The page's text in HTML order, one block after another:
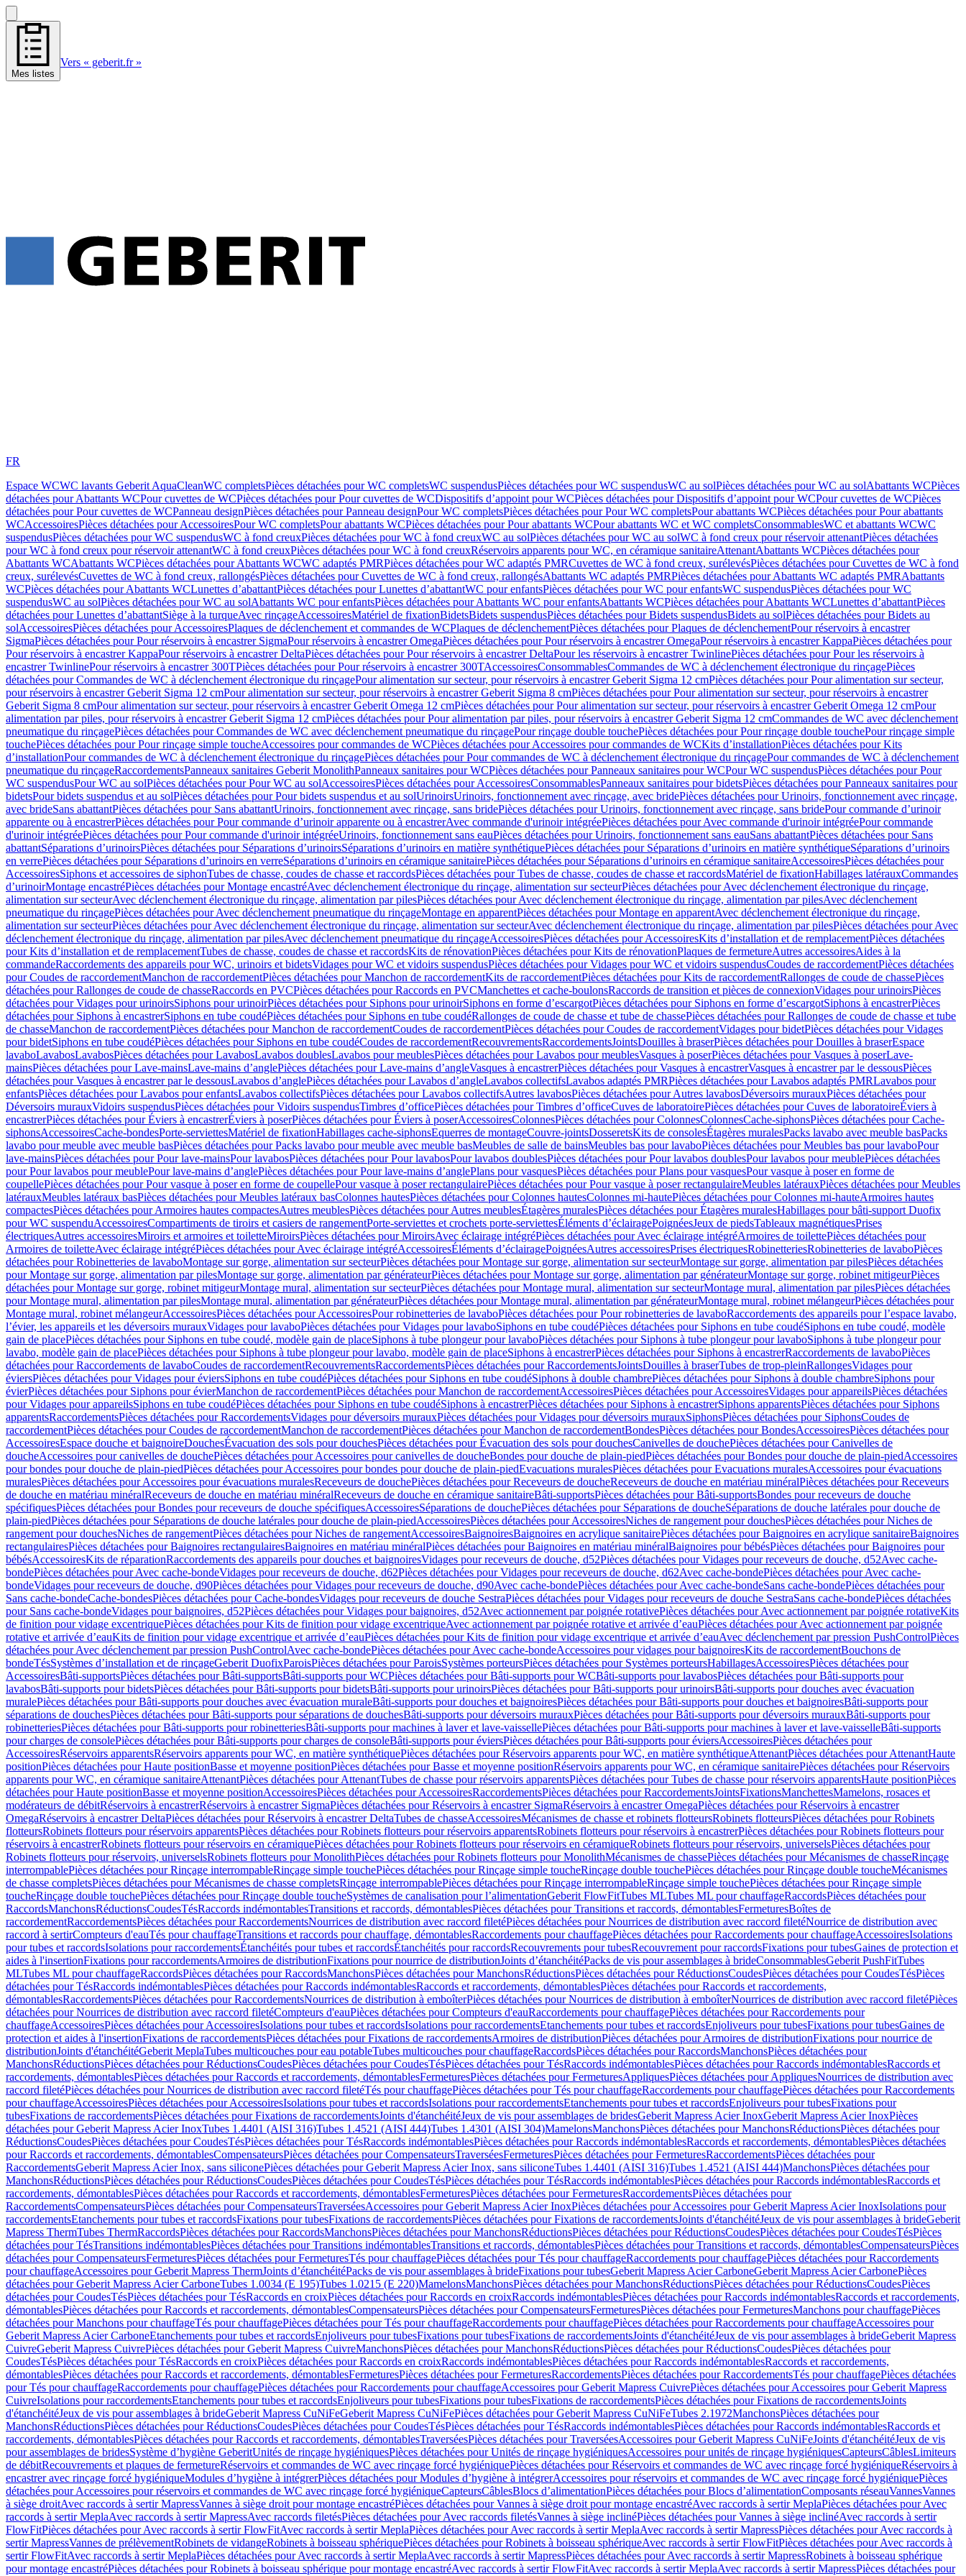
Mes listes
Vers « geberit.fr »
FR
Espace WCWC lavants Geberit AquaCleanWC completsPièces détachées pour WC completsWC suspendusPièces détachées pour WC suspendusWC au solPièces détachées pour WC au solAbattants WCPièces
détachées pour Abattants WCPour cuvettes de WCPièces détachées pour Pour cuvettes de WCDispositifs d’appoint pour WCPièces détachées pour Dispositifs d’appoint pour WCPour cuvettes de WCPièces
détachées pour Pour cuvettes de WCPanneau designPièces détachées pour Panneau designPour WC completsPièces détachées pour Pour WC completsPour abattants WCPièces détachées pour Pour abattants
WCAccessoiresPièces détachées pour AccessoiresPour WC completsPour abattants WCPièces détachées pour Pour abattants WCPour abattants WC et WC completsConsommablesWC et abattants WCWC
suspendusPièces détachées pour WC suspendusWC à fond creuxPièces détachées pour WC à fond creuxWC au solPièces détachées pour WC au solWC à fond creux pour réservoir attenantPièces détachées
pour WC à fond creux pour réservoir attenantWC à fond creuxPièces détachées pour WC à fond creuxRéservoirs apparents pour WC, en céramique sanitaireAttenantAbattants WCPièces détachées pour
Abattants WCAbattants WCPièces détachées pour Abattants WCWC adaptés PMRPièces détachées pour WC adaptés PMRCuvettes de WC à fond creux, surélevésPièces détachées pour Cuvettes de WC à fond
creux, surélevésCuvettes de WC à fond creux, rallongésPièces détachées pour Cuvettes de WC à fond creux, rallongésAbattants WC adaptés PMRPièces détachées pour Abattants WC adaptés PMRAbattants
WCPièces détachées pour Abattants WCLunettes d’abattantPièces détachées pour Lunettes d’abattantWC pour enfantsPièces détachées pour WC pour enfantsWC suspendusPièces détachées pour WC
suspendusWC au solPièces détachées pour WC au solAbattants WC pour enfantsPièces détachées pour Abattants WC pour enfantsAbattants WCPièces détachées pour Abattants WCLunettes d’abattantPièces
détachées pour Lunettes d’abattantSiège à la turqueAvec rinçageAccessoiresMatériel de fixationBidetsBidets suspendusPièces détachées pour Bidets suspendusBidets au solPièces détachées pour Bidets au
solAccessoiresPièces détachées pour AccessoiresPlaques de déclenchement et commandes de WCPlaques de déclenchementPièces détachées pour Plaques de déclenchementPour réservoirs à encastrer
SigmaPièces détachées pour Pour réservoirs à encastrer SigmaPour réservoirs à encastrer OmegaPièces détachées pour Pour réservoirs à encastrer OmegaPour réservoirs à encastrer KappaPièces détachées pour
Pour réservoirs à encastrer KappaPour réservoirs à encastrer DeltaPièces détachées pour Pour réservoirs à encastrer DeltaPour les réservoirs à encastrer TwinlinePièces détachées pour Pour les réservoirs à
encastrer TwinlinePour réservoirs à encastrer 300TPièces détachées pour Pour réservoirs à encastrer 300TAccessoiresConsommablesCommandes de WC à déclenchement électronique du rinçagePièces
détachées pour Commandes de WC à déclenchement électronique du rinçagePour alimentation sur secteur, pour réservoirs à encastrer Geberit Sigma 12 cmPièces détachées pour Pour alimentation sur secteur,
pour réservoirs à encastrer Geberit Sigma 12 cmPour alimentation sur secteur, pour réservoirs à encastrer Geberit Sigma 8 cmPièces détachées pour Pour alimentation sur secteur, pour réservoirs à encastrer
Geberit Sigma 8 cmPour alimentation sur secteur, pour réservoirs à encastrer Geberit Omega 12 cmPièces détachées pour Pour alimentation sur secteur, pour réservoirs à encastrer Geberit Omega 12 cmPour
alimentation par piles, pour réservoirs à encastrer Geberit Sigma 12 cmPièces détachées pour Pour alimentation par piles, pour réservoirs à encastrer Geberit Sigma 12 cmCommandes de WC avec déclenchement
pneumatique du rinçagePièces détachées pour Commandes de WC avec déclenchement pneumatique du rinçagePour rinçage double touchePièces détachées pour Pour rinçage double touchePour rinçage simple
touchePièces détachées pour Pour rinçage simple toucheAccessoires pour commandes de WCPièces détachées pour Accessoires pour commandes de WCKits d’installationPièces détachées pour Kits
d’installationPour commandes de WC à déclenchement électronique du rinçagePièces détachées pour Pour commandes de WC à déclenchement électronique du rinçagePour commandes de WC à déclenchement
pneumatique du rinçageRaccordementsPanneaux sanitaires Geberit MonolithPanneaux sanitaires pour WCPièces détachées pour Panneaux sanitaires pour WCPour WC suspendusPièces détachées pour Pour
WC suspendusPour WC au solPièces détachées pour Pour WC au solAccessoiresPièces détachées pour AccessoiresConsommablesPanneaux sanitaires pour bidetsPièces détachées pour Panneaux sanitaires pour
bidetsPour bidets suspendus et au solPièces détachées pour Pour bidets suspendus et au solUrinoirsUrinoirs, fonctionnement avec rinçage, avec bridePièces détachées pour Urinoirs, fonctionnement avec rinçage,
avec brideSans abattantPièces détachées pour Sans abattantUrinoirs, fonctionnement avec rinçage, sans bridePièces détachées pour Urinoirs, fonctionnement avec rinçage, sans bridePour commande d’urinoir
apparente ou à encastrerPièces détachées pour Pour commande d’urinoir apparente ou à encastrerAvec commande d'urinoir intégréePièces détachées pour Avec commande d'urinoir intégréePour commande
d'urinoir intégréePièces détachées pour Pour commande d'urinoir intégréeUrinoirs, fonctionnement sans eauPièces détachées pour Urinoirs, fonctionnement sans eauSans abattantPièces détachées pour Sans
abattantSéparations d’urinoirsPièces détachées pour Séparations d’urinoirsSéparations d’urinoirs en matière synthétiquePièces détachées pour Séparations d’urinoirs en matière synthétiqueSéparations d’urinoirs
en verrePièces détachées pour Séparations d’urinoirs en verreSéparations d’urinoirs en céramique sanitairePièces détachées pour Séparations d’urinoirs en céramique sanitaireAccessoiresPièces détachées pour
AccessoiresSiphons et accessoires de siphonTubes de chasse, coudes de chasse et raccordsPièces détachées pour Tubes de chasse, coudes de chasse et raccordsMatériel de fixationHabillages latérauxCommandes
dʼurinoirMontage encastréPièces détachées pour Montage encastréAvec déclenchement électronique du rinçage, alimentation sur secteurPièces détachées pour Avec déclenchement électronique du rinçage,
alimentation sur secteurAvec déclenchement électronique du rinçage, alimentation par pilesPièces détachées pour Avec déclenchement électronique du rinçage, alimentation par pilesAvec déclenchement
pneumatique du rinçagePièces détachées pour Avec déclenchement pneumatique du rinçageMontage en apparentPièces détachées pour Montage en apparentAvec déclenchement électronique du rinçage,
alimentation sur secteurPièces détachées pour Avec déclenchement électronique du rinçage, alimentation sur secteurAvec déclenchement électronique du rinçage, alimentation par pilesPièces détachées pour Avec
déclenchement électronique du rinçage, alimentation par pilesAvec déclenchement pneumatique du rinçageAccessoiresPièces détachées pour AccessoiresKits d’installation et de remplacementPièces détachées
pour Kits d’installation et de remplacementTubes de chasse, coudes de chasse et raccordsKits de rénovationPièces détachées pour Kits de rénovationPlaques de fermetureAutres accessoiresAides à la
commandeRaccordements des appareils pour WC, urinoirs et bidetsVidages pour WC et vidoirs suspendusPièces détachées pour Vidages pour WC et vidoirs suspendusCoudes de raccordementPièces détachées
pour Coudes de raccordementManchon de raccordementPièces détachées pour Manchon de raccordementKits de raccordementPièces détachées pour Kits de raccordementRallonges de coude de chassePièces
détachées pour Rallonges de coude de chasseRaccords en PVCPièces détachées pour Raccords en PVCManchettes et cache-boulonsRaccords de transition et pièces de connexionVidages pour urinoirsPièces
détachées pour Vidages pour urinoirsSiphons pour urinoirPièces détachées pour Siphons pour urinoirSiphons en forme d’escargotPièces détachées pour Siphons en forme d’escargotSiphons à encastrerPièces
détachées pour Siphons à encastrerSiphons en tube coudéPièces détachées pour Siphons en tube coudéRallonges de coude de chasse et tube de chassePièces détachées pour Rallonges de coude de chasse et tube
de chasseManchon de raccordementPièces détachées pour Manchon de raccordementCoudes de raccordementPièces détachées pour Coudes de raccordementVidages pour bidetPièces détachées pour Vidages
pour bidetSiphons en tube coudéPièces détachées pour Siphons en tube coudéCoudes de raccordementRecouvrementsRaccordementsJointsDouilles à braserPièces détachées pour Douilles à braserEspace
lavaboLavabosLavabosPièces détachées pour LavabosLavabos doublesLavabos pour meublesPièces détachées pour Lavabos pour meublesVasques à poserPièces détachées pour Vasques à poserLave-
mainsPièces détachées pour Lave-mainsLave-mains d’anglePièces détachées pour Lave-mains d’angleVasques à encastrerPièces détachées pour Vasques à encastrerVasques à encastrer par le dessousPièces
détachées pour Vasques à encastrer par le dessousLavabos d’anglePièces détachées pour Lavabos d’angleLavabos collectifsLavabos adaptés PMRPièces détachées pour Lavabos adaptés PMRLavabos pour
enfantsPièces détachées pour Lavabos pour enfantsLavabos collectifsPièces détachées pour Lavabos collectifsAutres lavabosPièces détachées pour Autres lavabosDéversoirs murauxPièces détachées pour
Déversoirs murauxVidoirs suspendusPièces détachées pour Vidoirs suspendusTimbres dʼofficePièces détachées pour Timbres dʼofficeCuves de laboratoirePièces détachées pour Cuves de laboratoireÉviers à
encastrerPièces détachées pour Éviers à encastrerÉviers à poserPièces détachées pour Éviers à poserAccessoiresColonnesPièces détachées pour ColonnesColonnesCache-siphonsPièces détachées pour Cache-
siphonsAccessoiresCache-bondesPorte-serviettesMatériel de fixationHabillages cache-siphonsEquerres de montageCouvre-jointsDosseretsKits de consolesÉtagères muralesPacks lavabo avec meuble basPacks
lavabo pour meuble avec meuble basPièces détachées pour Packs lavabo pour meuble avec meuble basMeubles de salle de bainsMeubles bas pour lavaboPièces détachées pour Meubles bas pour lavaboPour
lave-mainsPièces détachées pour Pour lave-mainsPour lavabosPièces détachées pour Pour lavabosPour lavabos doublesPièces détachées pour Pour lavabos doublesPour lavabos pour meublePièces détachées
pour Pour lavabos pour meublePour lave-mains d’anglePièces détachées pour Pour lave-mains d’anglePlans pour vasquesPièces détachées pour Plans pour vasquesPour vasque à poser en forme de
coupellePièces détachées pour Pour vasque à poser en forme de coupellePour vasque à poser rectangulairePièces détachées pour Pour vasque à poser rectangulaireMeubles latérauxPièces détachées pour Meubles
latérauxMeubles latéraux basPièces détachées pour Meubles latéraux basColonnes hautesPièces détachées pour Colonnes hautesColonnes mi-hautePièces détachées pour Colonnes mi-hauteArmoires hautes
compactesPièces détachées pour Armoires hautes compactesAutres meublesPièces détachées pour Autres meublesÉtagères muralesPièces détachées pour Étagères muralesHabillages pour bâti-support Duofix
pour WC suspenduAccessoiresCompartiments de tiroirs et casiers de rangementPorte-serviettes et crochets porte-serviettesÉléments d’éclairagePoignéesJeux de piedsTableaux magnétiquesPrises
électriquesAutres accessoiresMiroirs et armoires et toiletteMiroirsPièces détachées pour MiroirsAvec éclairage intégréPièces détachées pour Avec éclairage intégréArmoires de toilettePièces détachées pour
Armoires de toiletteAvec éclairage intégréPièces détachées pour Avec éclairage intégréAccessoiresÉléments d’éclairagePoignéesAutres accessoiresPrises électriquesRobinetteriesRobinetteries de lavaboPièces
détachées pour Robinetteries de lavaboMontage sur gorge, alimentation sur secteurPièces détachées pour Montage sur gorge, alimentation sur secteurMontage sur gorge, alimentation par pilesPièces détachées
pour Montage sur gorge, alimentation par pilesMontage sur gorge, alimentation par générateurPièces détachées pour Montage sur gorge, alimentation par générateurMontage sur gorge, robinet mitigeurPièces
détachées pour Montage sur gorge, robinet mitigeurMontage mural, alimentation sur secteurPièces détachées pour Montage mural, alimentation sur secteurMontage mural, alimentation par pilesPièces détachées
pour Montage mural, alimentation par pilesMontage mural, alimentation par générateurPièces détachées pour Montage mural, alimentation par générateurMontage mural, robinet mélangeurPièces détachées pour
Montage mural, robinet mélangeurAccessoiresPièces détachées pour AccessoiresPour robinetteries de lavaboPièces détachées pour Pour robinetteries de lavaboRaccordements des appareils pour l’espace lavabo,
l’évier, les appareils et les déversoirs murauxVidages pour lavaboPièces détachées pour Vidages pour lavaboSiphons en tube coudéPièces détachées pour Siphons en tube coudéSiphons en tube coudé, modèle
gain de placePièces détachées pour Siphons en tube coudé, modèle gain de placeSiphons à tube plongeur pour lavaboPièces détachées pour Siphons à tube plongeur pour lavaboSiphons à tube plongeur pour
lavabo, modèle gain de placePièces détachées pour Siphons à tube plongeur pour lavabo, modèle gain de placeSiphons à encastrerPièces détachées pour Siphons à encastrerRaccordements de lavaboPièces
détachées pour Raccordements de lavaboCoudes de raccordementRecouvrementsRaccordementsPièces détachées pour RaccordementsJointsDouilles à braserTubes de trop-pleinRallongesVidages pour
éviersPièces détachées pour Vidages pour éviersSiphons en tube coudéPièces détachées pour Siphons en tube coudéSiphons à double chambrePièces détachées pour Siphons à double chambreSiphons pour
évierPièces détachées pour Siphons pour évierManchon de raccordementPièces détachées pour Manchon de raccordementAccessoiresPièces détachées pour AccessoiresVidages pour appareilsPièces détachées
pour Vidages pour appareilsSiphons en tube coudéPièces détachées pour Siphons en tube coudéSiphons à encastrerPièces détachées pour Siphons à encastrerSiphons apparentsPièces détachées pour Siphons
apparentsRaccordementsPièces détachées pour RaccordementsVidages pour déversoirs murauxPièces détachées pour Vidages pour déversoirs murauxSiphonsPièces détachées pour SiphonsCoudes de
raccordementPièces détachées pour Coudes de raccordementManchon de raccordementPièces détachées pour Manchon de raccordementBondesPièces détachées pour BondesAccessoiresPièces détachées pour
AccessoiresEspace douche et baignoireDouchesÉvacuation des sols pour douchesPièces détachées pour Évacuation des sols pour douchesCanivelles de douchePièces détachées pour Canivelles de
doucheAccessoires pour canivelles de douchePièces détachées pour Accessoires pour canivelles de doucheBondes pour douche de plain-piedPièces détachées pour Bondes pour douche de plain-piedAccessoires
pour bondes pour douche de plain-piedPièces détachées pour Accessoires pour bondes pour douche de plain-piedEvacuations muralesPièces détachées pour Evacuations muralesAccessoires pour évacuations
muralesPièces détachées pour Accessoires pour évacuations muralesReceveurs de douchePièces détachées pour Receveurs de doucheReceveurs de douche en matériau minéralPièces détachées pour Receveurs
de douche en matériau minéralReceveurs de douche en matériau minéralReceveurs de douche en céramique sanitaireBâti-supportsPièces détachées pour Bâti-supportsBondes pour receveurs de douche
spécifiquesPièces détachées pour Bondes pour receveurs de douche spécifiquesAccessoiresSéparations de douchePièces détachées pour Séparations de doucheSéparations de douche latérales pour douche de
plain-piedPièces détachées pour Séparations de douche latérales pour douche de plain-piedAccessoiresPièces détachées pour AccessoiresNiches de rangement pour douchesPièces détachées pour Niches de
rangement pour douchesNiches de rangementPièces détachées pour Niches de rangementAccessoiresBaignoiresBaignoires en acrylique sanitairePièces détachées pour Baignoires en acrylique sanitaireBaignoires
rectangulairesPièces détachées pour Baignoires rectangulairesBaignoires en matériau minéralPièces détachées pour Baignoires en matériau minéralBaignoires pour bébésPièces détachées pour Baignoires pour
bébésAccessoiresKits de réparationRaccordements des appareils pour douches et baignoiresVidages pour receveurs de douche, d52Pièces détachées pour Vidages pour receveurs de douche, d52Avec cache-
bondePièces détachées pour Avec cache-bondeVidages pour receveurs de douche, d62Pièces détachées pour Vidages pour receveurs de douche, d62Avec cache-bondePièces détachées pour Avec cache-
bondeVidages pour receveurs de douche, d90Pièces détachées pour Vidages pour receveurs de douche, d90Avec cache-bondePièces détachées pour Avec cache-bondeSans cache-bondePièces détachées pour
Sans cache-bondeCache-bondesPièces détachées pour Cache-bondesVidages pour receveurs de douche SestraPièces détachées pour Vidages pour receveurs de douche SestraSans cache-bondePièces détachées
pour Sans cache-bondeVidages pour baignoires, d52Pièces détachées pour Vidages pour baignoires, d52Avec actionnement par poignée rotativePièces détachées pour Avec actionnement par poignée rotativeKits
de finition pour vidage excentriquePièces détachées pour Kits de finition pour vidage excentriqueAvec actionnement par poignée rotative et arrivée d’eauPièces détachées pour Avec actionnement par poignée
rotative et arrivée d’eauKits de finition pour vidage excentrique et arrivée d’eauPièces détachées pour Kits de finition pour vidage excentrique et arrivée d’eauAvec déclenchement par pression PushControlPièces
détachées pour Avec déclenchement par pression PushControlAvec cache-bondePièces détachées pour Avec cache-bondeAccessoires pour vidages pour baignoiresKits de raccordementBouchons de
bondeTésSystèmes d’installation et de rinçageGeberit DuofixParoisPièces détachées pour ParoisSystèmes porteursPièces détachées pour Systèmes porteursHabillagesAccessoiresPièces détachées pour
AccessoiresBâti-supportsPièces détachées pour Bâti-supportsBâti-supports pour WCPièces détachées pour Bâti-supports pour WCBâti-supports pour lavabosPièces détachées pour Bâti-supports pour
lavabosBâti-supports pour bidetsPièces détachées pour Bâti-supports pour bidetsBâti-supports pour urinoirsPièces détachées pour Bâti-supports pour urinoirsBâti-supports pour douches avec évacuation
muralePièces détachées pour Bâti-supports pour douches avec évacuation muraleBâti-supports pour douches et baignoiresPièces détachées pour Bâti-supports pour douches et baignoiresBâti-supports pour
séparations de douchesPièces détachées pour Bâti-supports pour séparations de douchesBâti-supports pour déversoirs murauxPièces détachées pour Bâti-supports pour déversoirs murauxBâti-supports pour
robinetteriesPièces détachées pour Bâti-supports pour robinetteriesBâti-supports pour machines à laver et lave-vaissellePièces détachées pour Bâti-supports pour machines à laver et lave-vaisselleBâti-supports
pour charges de consolePièces détachées pour Bâti-supports pour charges de consoleBâti-supports pour éviersPièces détachées pour Bâti-supports pour éviersAccessoiresPièces détachées pour
AccessoiresRéservoirs apparentsRéservoirs apparents pour WC, en matière synthétiquePièces détachées pour Réservoirs apparents pour WC, en matière synthétiqueAttenantPièces détachées pour AttenantHaute
positionPièces détachées pour Haute positionBasse et moyenne positionPièces détachées pour Basse et moyenne positionRéservoirs apparents pour WC, en céramique sanitairePièces détachées pour Réservoirs
apparents pour WC, en céramique sanitaireAttenantPièces détachées pour AttenantTubes de chasse pour réservoirs apparentsPièces détachées pour Tubes de chasse pour réservoirs apparentsHaute positionPièces
détachées pour Haute positionBasse et moyenne positionAccessoiresPièces détachées pour AccessoiresRaccordementsPièces détachées pour RaccordementsJointsFixationsManchettesMamelons, rosaces et
modérateurs de débitRéservoirs à encastrerRéservoirs à encastrer SigmaPièces détachées pour Réservoirs à encastrer SigmaRéservoirs à encastrer OmegaPièces détachées pour Réservoirs à encastrer
OmegaRéservoirs à encastrer DeltaPièces détachées pour Réservoirs à encastrer DeltaTubes de chasseAccessoiresMécanismes de chasse et robinets flotteursRobinets flotteursPièces détachées pour Robinets
flotteursRobinets flotteurs pour réservoirs apparentsPièces détachées pour Robinets flotteurs pour réservoirs apparentsRobinets flotteurs pour réservoirs à encastrerPièces détachées pour Robinets flotteurs pour
réservoirs à encastrerRobinets flotteurs pour réservoirs en céramiquePièces détachées pour Robinets flotteurs pour réservoirs en céramiqueRobinets flotteurs pour réservoirs, universelsPièces détachées pour
Robinets flotteurs pour réservoirs, universelsRobinets flotteurs pour MonolithPièces détachées pour Robinets flotteurs pour MonolithMécanismes de chassePièces détachées pour Mécanismes de chasseRinçage
interrompablePièces détachées pour Rinçage interrompableRinçage simple touchePièces détachées pour Rinçage simple toucheRinçage double touchePièces détachées pour Rinçage double toucheMécanismes
de chasse completsPièces détachées pour Mécanismes de chasse completsRinçage interrompablePièces détachées pour Rinçage interrompableRinçage simple touchePièces détachées pour Rinçage simple
toucheRinçage double touchePièces détachées pour Rinçage double toucheSystèmes de canalisation pour l’alimentationGeberit FlowFitTubes MLTubes ML pour chauffageRaccordsPièces détachées pour
RaccordsManchonsRéductionsCoudesTésRaccords indémontablesTransitions et raccords, démontablesPièces détachées pour Transitions et raccords, démontablesFermeturesBoîtes de
raccordementRaccordementsPièces détachées pour RaccordementsNourrices de distribution avec raccord filetéPièces détachées pour Nourrices de distribution avec raccord filetéNourrice de distribution avec
raccord à sertirCompteurs d'eauTés pour chauffageTransitions et raccords pour chauffage, démontablesRaccordements pour chauffagePièces détachées pour Raccordements pour chauffageAccessoiresIsolations
pour tubes et raccordsIsolations pour raccordementsÉtanchéités pour tubes et raccordsÉtanchéités pour raccordsRecouvrements pour tubesRecouvrement pour raccordsFixations pour tubesGaines de protection et
aides à l'insertionFixations pour raccordementsArmoires de distributionFixations pour nourrice de distributionJoints d’étanchéitéPacks de vis pour assemblages à brideConsommablesGeberit PushFitTubes
MLTubes ML pour chauffageRaccordsPièces détachées pour RaccordsManchonsPièces détachées pour ManchonsRéductionsPièces détachées pour RéductionsCoudesPièces détachées pour CoudesTésPièces
détachées pour TésRaccords indémontablesPièces détachées pour Raccords indémontablesRaccords et raccordements, démontablesPièces détachées pour Raccords et raccordements,
démontablesRaccordementsPièces détachées pour RaccordementsNourrices de distribution à emboîterPièces détachées pour Nourrices de distribution à emboîterNourrices de distribution avec raccord filetéPièces
détachées pour Nourrices de distribution avec raccord filetéCompteurs d'eauPièces détachées pour Compteurs d'eauRaccordements pour chauffagePièces détachées pour Raccordements pour
chauffageAccessoiresPièces détachées pour AccessoiresIsolations pour tubes et raccordsIsolations pour raccordementsEtanchements pour tubes et raccordsEnjoliveurs pour tubesFixations pour tubesGaines de
protection et aides à l'insertionFixations de raccordementsPièces détachées pour Fixations de raccordementsArmoires de distributionPièces détachées pour Armoires de distributionFixations pour nourrice de
distributionJoints d'étanchéitéGeberit MeplaTubes multicouches pour eau potableTubes multicouches pour chauffageRaccordsPièces détachées pour RaccordsManchonsPièces détachées pour
ManchonsRéductionsPièces détachées pour RéductionsCoudesPièces détachées pour CoudesTésPièces détachées pour TésRaccords indémontablesPièces détachées pour Raccords indémontablesRaccords et
raccordements, démontablesPièces détachées pour Raccords et raccordements, démontablesFermeturesPièces détachées pour FermeturesAppliquesPièces détachées pour AppliquesNourrices de distribution avec
raccord filetéPièces détachées pour Nourrices de distribution avec raccord filetéTés pour chauffagePièces détachées pour Tés pour chauffageRaccordements pour chauffagePièces détachées pour Raccordements
pour chauffageAccessoiresPièces détachées pour AccessoiresIsolations pour tubes et raccordsIsolations pour raccordementsEtanchements pour tubes et raccordsEnjoliveurs pour tubesFixations pour
tubesFixations de raccordementsPièces détachées pour Fixations de raccordementsJoints d'étanchéitéJeux de vis pour assemblages de bridesGeberit Mapress Acier InoxGeberit Mapress Acier InoxPièces
détachées pour Geberit Mapress Acier InoxTubes 1.4401 (AISI 316)Tubes 1.4521 (AISI 444)Tubes 1.4301 (AISI 304)MamelonsManchonsPièces détachées pour ManchonsRéductionsPièces détachées pour
RéductionsCoudesPièces détachées pour CoudesTésPièces détachées pour TésRaccords indémontablesPièces détachées pour Raccords indémontablesRaccords et raccordements, démontablesPièces détachées
pour Raccords et raccordements, démontablesCompensateursPièces détachées pour CompensateursTraverséesFermeturesPièces détachées pour FermeturesRaccordementsPièces détachées pour
RaccordementsGeberit Mapress Acier Inox, sans siliconePièces détachées pour Geberit Mapress Acier Inox, sans siliconeTubes 1.4401 (AISI 316)Tubes 1.4521 (AISI 444)ManchonsPièces détachées pour
ManchonsRéductionsPièces détachées pour RéductionsCoudesPièces détachées pour CoudesTésPièces détachées pour TésRaccords indémontablesPièces détachées pour Raccords indémontablesRaccords et
raccordements, démontablesPièces détachées pour Raccords et raccordements, démontablesFermeturesPièces détachées pour FermeturesRaccordementsPièces détachées pour
RaccordementsCompensateursPièces détachées pour CompensateursTraverséesAccessoires pour Geberit Mapress Acier InoxPièces détachées pour Accessoires pour Geberit Mapress Acier InoxIsolations pour
raccordementsEtanchements pour tubes et raccordsFixations pour tubesFixations de raccordementsPièces détachées pour Fixations de raccordementsJoints d'étanchéitéJeux de vis pour assemblages à brideGeberit
Mapress ThermTubes ThermRaccordsPièces détachées pour RaccordsManchonsPièces détachées pour ManchonsRéductionsPièces détachées pour RéductionsCoudesPièces détachées pour CoudesTésPièces
détachées pour TésTransitions indémontablesPièces détachées pour Transitions indémontablesTransitions et raccords, démontablesPièces détachées pour Transitions et raccords, démontablesCompensateursPièces
détachées pour CompensateursFermeturesPièces détachées pour FermeturesTés pour chauffagePièces détachées pour Tés pour chauffageRaccordements pour chauffagePièces détachées pour Raccordements
pour chauffageAccessoires pour Geberit Mapress ThermJoints d’étanchéitéPacks de vis pour assemblages à brideFixations pour tubesGeberit Mapress Acier CarboneGeberit Mapress Acier CarbonePièces
détachées pour Geberit Mapress Acier CarboneTubes 1.0034 (E 195)Tubes 1.0215 (E 220)MamelonsManchonsPièces détachées pour ManchonsRéductionsPièces détachées pour RéductionsCoudesPièces
détachées pour CoudesTésPièces détachées pour TésRaccords en croixPièces détachées pour Raccords en croixRaccords indémontablesPièces détachées pour Raccords indémontablesRaccords et raccordements,
démontablesPièces détachées pour Raccords et raccordements, démontablesCompensateursPièces détachées pour CompensateursFermeturesPièces détachées pour FermeturesManchons pour chauffagePièces
détachées pour Manchons pour chauffageTés pour chauffagePièces détachées pour Tés pour chauffageRaccordements pour chauffagePièces détachées pour Raccordements pour chauffageAccessoires pour
Geberit Mapress Acier CarboneEtanchements pour tubes et raccordsEnjoliveurs pour tubesFixations pour tubesFixations de raccordementsJoints d'étanchéitéJeux de vis pour assemblages à brideGeberit Mapress
CuivreGeberit Mapress CuivrePièces détachées pour Geberit Mapress CuivreManchonsPièces détachées pour ManchonsRéductionsPièces détachées pour RéductionsCoudesPièces détachées pour
CoudesTésPièces détachées pour TésRaccords en croixPièces détachées pour Raccords en croixRaccords indémontablesPièces détachées pour Raccords indémontablesRaccords et raccordements,
démontablesPièces détachées pour Raccords et raccordements, démontablesFermeturesPièces détachées pour FermeturesRaccordementsPièces détachées pour RaccordementsTés pour chauffagePièces détachées
pour Tés pour chauffageRaccordements pour chauffagePièces détachées pour Raccordements pour chauffageAccessoires pour Geberit Mapress CuivrePièces détachées pour Accessoires pour Geberit Mapress
CuivreIsolations pour raccordementsEtanchements pour tubes et raccordsEnjoliveurs pour tubesFixations pour tubesFixations de raccordementsPièces détachées pour Fixations de raccordementsJoints
d'étanchéitéJeux de vis pour assemblages à brideGeberit Mapress CuNiFeGeberit Mapress CuNiFePièces détachées pour Geberit Mapress CuNiFeTubes 2.1972ManchonsPièces détachées pour
ManchonsRéductionsPièces détachées pour RéductionsCoudesPièces détachées pour CoudesTésPièces détachées pour TésRaccords indémontablesPièces détachées pour Raccords indémontablesRaccords et
raccordements, démontablesPièces détachées pour Raccords et raccordements, démontablesTraverséesPièces détachées pour TraverséesAccessoires pour Geberit Mapress CuNiFeJoints d'étanchéitéJeux de vis
pour assemblages de bridesSystème d’hygiène GeberitUnités de rinçage hygiéniquesPièces détachées pour Unités de rinçage hygiéniquesAccessoires pour unités de rinçage hygiéniquesCapteursCâblesLimiteurs
de débitRecouvrements et plaques de fermetureRéservoirs et commandes de WC avec rinçage forcé hygiéniquePièces détachées pour Réservoirs et commandes de WC avec rinçage forcé hygiéniqueRéservoirs à
encastrer avec rinçage forcé hygiéniqueModules d’hygiène à intégrerPièces détachées pour Modules d’hygiène à intégrerAccessoires pour réservoirs et commandes de WC avec rinçage forcé hygiéniquePièces
détachées pour Accessoires pour réservoirs et commandes de WC avec rinçage forcé hygiéniqueCapteursCâblesBlocs d’alimentationPièces détachées pour Blocs d’alimentationComposants réseauVannesVannes
à siège droitAvec raccords à sertir MapressVannes à siège droit pour montage encastréPièces détachées pour Vannes à siège droit pour montage encastréAvec raccords à sertir MeplaPièces détachées pour Avec
raccords à sertir MeplaAvec raccords à sertir MapressAvec raccords filetésPièces détachées pour Avec raccords filetésVannes à siège inclinéPièces détachées pour Vannes à siège inclinéAvec raccords à sertir
FlowFitPièces détachées pour Avec raccords à sertir FlowFitAvec raccords à sertir MeplaPièces détachées pour Avec raccords à sertir MeplaAvec raccords à sertir MapressPièces détachées pour Avec raccords à
sertir MapressVannes de prélèvementRobinets de vidangeRobinets à boisseau sphériquePièces détachées pour Robinets à boisseau sphériqueAvec raccords à sertir FlowFitPièces détachées pour Avec raccords à
sertir FlowFitAvec raccords à sertir MeplaPièces détachées pour Avec raccords à sertir MeplaAvec raccords à sertir MapressPièces détachées pour Avec raccords à sertir MapressRobinets à boisseau sphérique
pour montage encastréPièces détachées pour Robinets à boisseau sphérique pour montage encastréAvec raccords à sertir FlowFitAvec raccords à sertir MeplaAvec raccords à sertir MapressPièces détachées pour